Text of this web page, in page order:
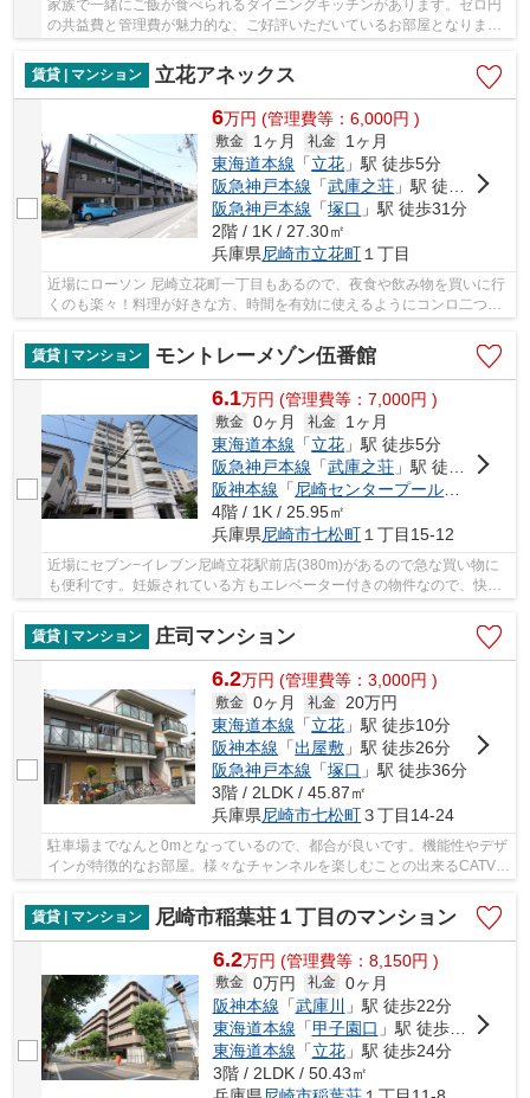
家族で一緒にご飯が食べられるダイニングキッチンがあります。ゼロ円
の共益費と管理費が魅力的な、ご好評いただいているお部屋となりま
す。味わい深い赴きある物件。外装にこだわった...
賃貸 | マンション
立花アネックス
6万円 (管理費等：6,000円 )
敷金 1ヶ月 礼金
1ヶ月
東海道本線 「立花 」駅 徒歩5分
阪急神戸本線 「武庫之荘 」駅 徒歩27分
阪急神戸本線 「塚口 」駅 徒歩31分
2階 / 1K / 27.30㎡
兵庫県尼崎市立花町１丁目
近場にローソン 尼崎立花町一丁目もあるので、夜食や飲み物を買いに行
くのも楽々！料理が好きな方、時間を有効に使えるようにコンロ二つ使
賃貸 | マンション
モントレーメゾン伍番館
6.1万円 (管理費等：7,000円 )
敷金 0ヶ月 礼金
1ヶ月
東海道本線 「立花 」駅 徒歩5分
阪急神戸本線 「武庫之荘 」駅 徒歩30分
阪神本線 「尼崎センタープール前
4階 / 1K / 25.95㎡
兵庫県尼崎市七松町１丁目15-12
近場にセブン−イレブン尼崎立花駅前店(380m)があるので急な買い物に
も便利です。妊娠されている方もエレベーター付きの物件なので、快適
賃貸 | マンション
庄司マンション
6.2万円 (管理費等：3,000円 )
敷金 0ヶ月 礼金
20万円
東海道本線 「立花 」駅 徒歩10分
阪神本線 「出屋敷 」駅 徒歩26分
阪急神戸本線 「塚口 」駅 徒歩36分
3階 / 2LDK / 45.87㎡
兵庫県尼崎市七松町３丁目14-24
駐車場までなんと0mとなっているので、都合が良いです。機能性やデザ
インが特徴的なお部屋。様々なチャンネルを楽しむことの出来るCATV対
賃貸 | マンション
尼崎市稲葉荘１丁目のマンション
6.2万円 (管理費等：8,150円 )
敷金 0万円 礼金 0ヶ月
阪神本線 「武庫川
」駅 徒歩22分
東海道本線 「甲子園口 」駅 徒歩20分
東海道本線 「立花」駅 徒歩24分
3階 / 2LDK / 50.43㎡